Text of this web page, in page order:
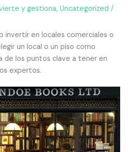
y gestiona,Uncategorized /
invertir en locales comerciales o
un local o un piso como
de los puntos clave a tener en
expertos.